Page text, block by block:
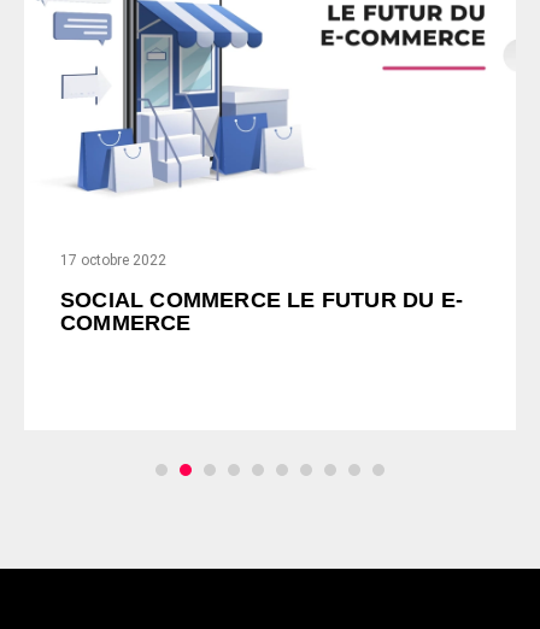
17 octobre 2022
SOCIAL COMMERCE LE FUTUR DU E-
COMMERCE